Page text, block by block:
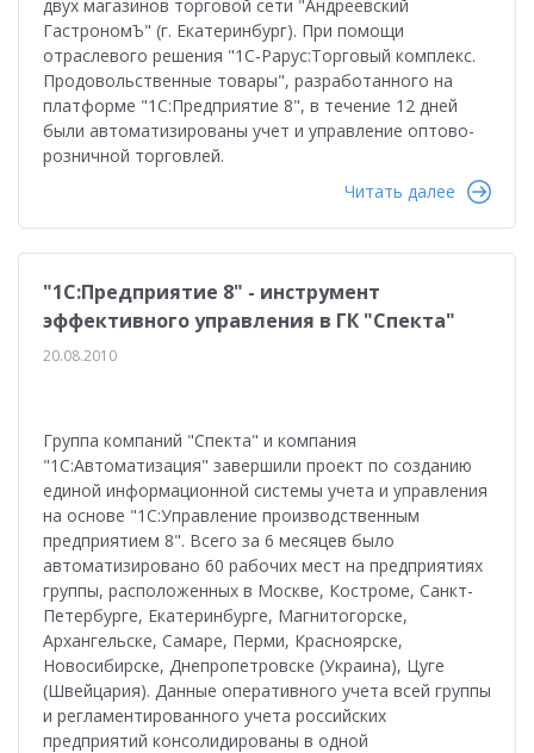
двух магазинов торговой сети "Андреевский
ГастрономЪ" (г. Екатеринбург). При помощи
отраслевого решения "1С-Рарус:Торговый комплекс.
Продовольственные товары", разработанного на
платформе "1С:Предприятие 8", в течение 12 дней
были автоматизированы учет и управление оптово-
розничной торговлей.
Читать далее
"1С:Предприятие 8" - инструмент
эффективного управления в ГК "Спекта"
20.08.2010
Группа компаний "Спекта" и компания
"1С:Автоматизация" завершили проект по созданию
единой информационной системы учета и управления
на основе "1С:Управление производственным
предприятием 8". Всего за 6 месяцев было
автоматизировано 60 рабочих мест на предприятиях
группы, расположенных в Москве, Костроме, Санкт-
Петербурге, Екатеринбурге, Магнитогорске,
Архангельске, Самаре, Перми, Красноярске,
Новосибирске, Днепропетровске (Украина), Цуге
(Швейцария). Данные оперативного учета всей группы
и регламентированного учета российских
предприятий консолидированы в одной